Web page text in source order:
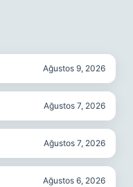
Ağustos 9, 2026
Ağustos 7, 2026
Ağustos 7, 2026
Ağustos 6, 2026